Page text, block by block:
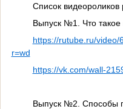
Список видеороликов
Выпуск №1. Что
https://rutube.ru/
r=wd
https://vk.com/wall-
Выпуск №2. Способы